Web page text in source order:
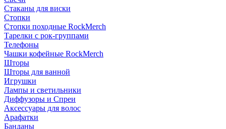
Стаканы для виски
Стопки
Стопки походные RockMerch
Тарелки с рок-группами
Телефоны
Чашки кофейные RockMerch
Шторы
Шторы для ванной
Игрушки
Лампы и светильники
Диффузоры и Спреи
Аксессуары для волос
Арафатки
Банданы